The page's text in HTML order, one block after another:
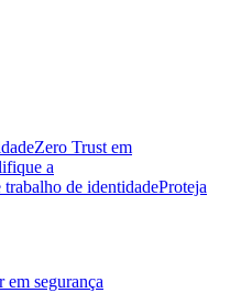
Zero Trust em
a
de identidadeProteja
em segurança